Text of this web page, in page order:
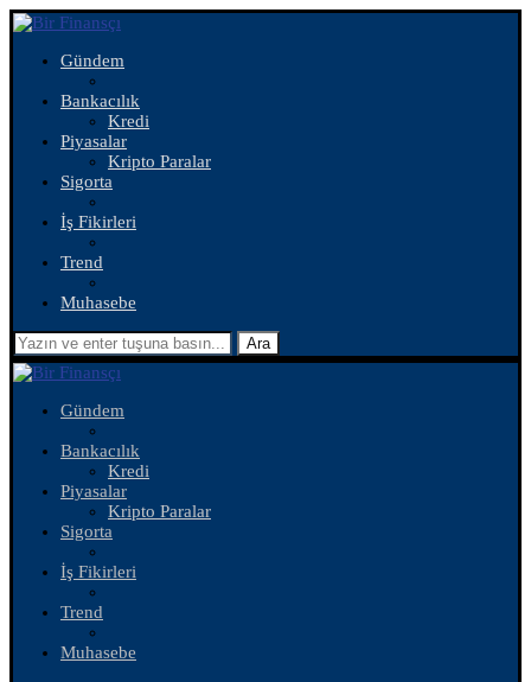
Gündem
Bankacılık
Kredi
Piyasalar
Kripto Paralar
Sigorta
İş Fikirleri
Trend
Muhasebe
Ara
Gündem
Bankacılık
Kredi
Piyasalar
Kripto Paralar
Sigorta
İş Fikirleri
Trend
Muhasebe